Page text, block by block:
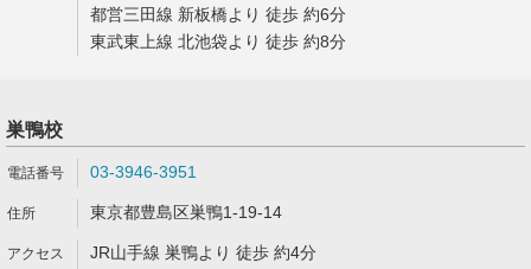
都営三田線 新板橋より 徒歩 約6分
東武東上線 北池袋より 徒歩 約8分
巣鴨校
03-3946-3951
東京都豊島区巣鴨1-19-14
JR山手線 巣鴨より 徒歩 約4分